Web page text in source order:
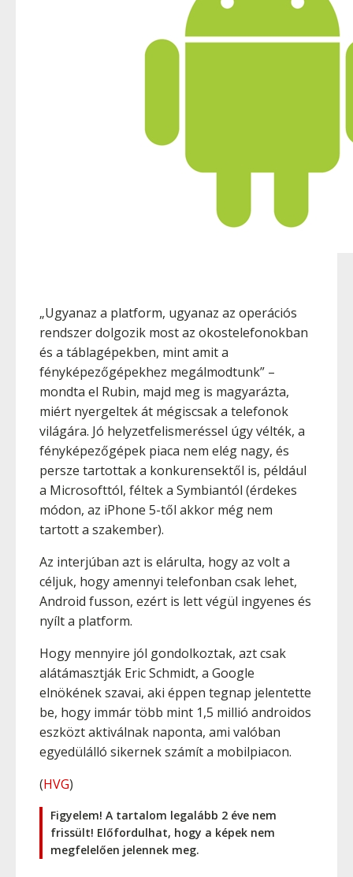
„Ugyanaz a platform, ugyanaz az operációs
rendszer dolgozik most az okostelefonokban
és a táblagépekben, mint amit a
fényképezőgépekhez megálmodtunk” –
mondta el Rubin, majd meg is magyarázta,
miért nyergeltek át mégiscsak a telefonok
világára. Jó helyzetfelismeréssel úgy vélték, a
fényképezőgépek piaca nem elég nagy, és
persze tartottak a konkurensektől is, például
a Microsofttól, féltek a Symbiantól (érdekes
módon, az iPhone 5-től akkor még nem
tartott a szakember).
Az interjúban azt is elárulta, hogy az volt a
céljuk, hogy amennyi telefonban csak lehet,
Android fusson, ezért is lett végül ingyenes és
nyílt a platform.
Hogy mennyire jól gondolkoztak, azt csak
alátámasztják Eric Schmidt, a Google
elnökének szavai, aki éppen tegnap jelentette
be, hogy immár több mint 1,5 millió androidos
eszközt aktiválnak naponta, ami valóban
egyedülálló sikernek számít a mobilpiacon.
(HVG)
Figyelem! A tartalom legalább 2 éve nem
frissült! Előfordulhat, hogy a képek nem
megfelelően jelennek meg.